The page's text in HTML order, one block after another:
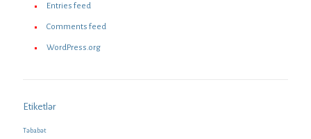
Entries feed
Comments feed
WordPress.org
Etiketlər
Təbabət